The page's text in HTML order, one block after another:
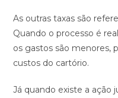
As outras taxas são
Quando o processo é
os gastos são menores,
custos do cartório.
Já quando existe a ação